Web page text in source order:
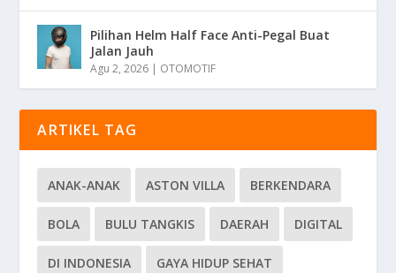
Pilihan Helm Half Face Anti-Pegal Buat
Jalan Jauh
Agu 2, 2026 | OTOMOTIF
ARTIKEL TAG
ANAK-ANAK ASTON VILLA BERKENDARA
BOLA BULU TANGKIS DAERAH DIGITAL
DI INDONESIA GAYA HIDUP SEHAT